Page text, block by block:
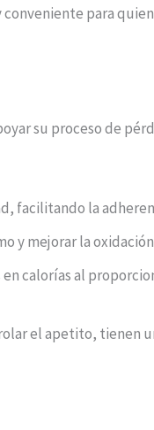
para
su proceso de
facilitando la
y mejorar la oxidación
calorías al
el apetito, tienen